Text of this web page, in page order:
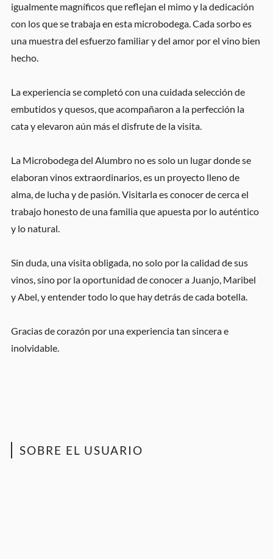
igualmente magníficos que reflejan el mimo y la dedicación
con los que se trabaja en esta microbodega. Cada sorbo es
una muestra del esfuerzo familiar y del amor por el vino bien
hecho.
La experiencia se completó con una cuidada selección de
embutidos y quesos, que acompañaron a la perfección la
cata y elevaron aún más el disfrute de la visita.
La Microbodega del Alumbro no es solo un lugar donde se
elaboran vinos extraordinarios, es un proyecto lleno de
alma, de lucha y de pasión. Visitarla es conocer de cerca el
trabajo honesto de una familia que apuesta por lo auténtico
y lo natural.
Sin duda, una visita obligada, no solo por la calidad de sus
vinos, sino por la oportunidad de conocer a Juanjo, Maribel
y Abel, y entender todo lo que hay detrás de cada botella.
Gracias de corazón por una experiencia tan sincera e
inolvidable.
SOBRE EL USUARIO